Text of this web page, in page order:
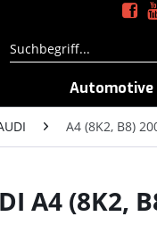
Automotive
A4 (8K2, B8)
(8K2,